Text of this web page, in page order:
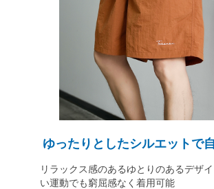
ゆったりとしたシルエットで
リラックス感のあるゆとりのあるデザ
い運動でも窮屈感なく着用可能